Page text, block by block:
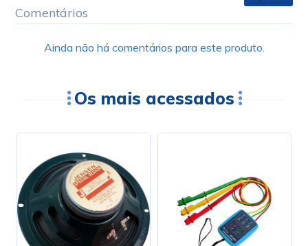
Comentários
Ainda não há comentários para este produto.
Os mais acessados